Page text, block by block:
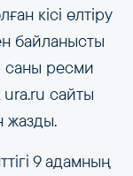
кісі өлтіру
байланысты
саны ресми
сайты
жазды.
9 адамның